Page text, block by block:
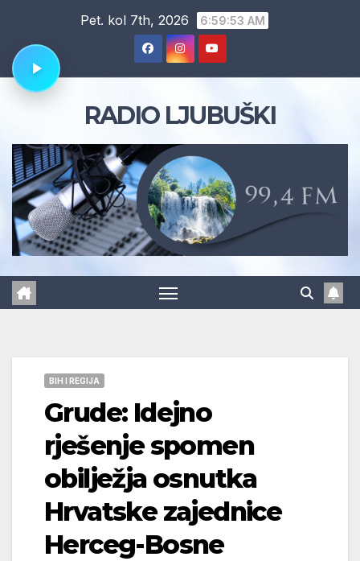
content
Pet. kol 7th, 2026 6:59:54 AM
RADIO LJUBUŠKI
BIH I REGIJA
Grude: Idejno
rješenje spomen
obilježja osnutka
Hrvatske zajednice
Herceg-Bosne